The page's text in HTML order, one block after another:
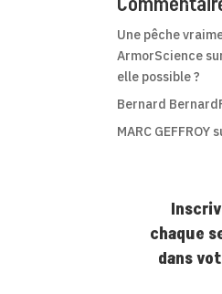
Une pêche
ArmorScience
elle possible ?
Bernard
MARC GEFFROY
chaque
dans